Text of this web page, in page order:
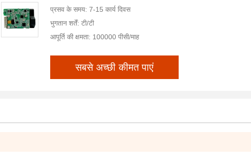
प्रसव के समय: 7-15 कार्य दिवस
भुगतान शर्तें: टी/टी
आपूर्ति की क्षमता: 100000 पीसी/माह
सबसे अच्छी कीमत पाएं